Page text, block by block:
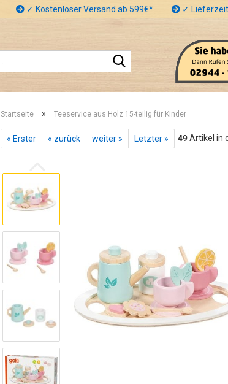
✓ Kostenloser Versand ab 599€* ✓
Startseite » Teeservice aus Holz 15-teilig für Kinder
« Erster « zurück weiter » Letzter » 49Artikel in